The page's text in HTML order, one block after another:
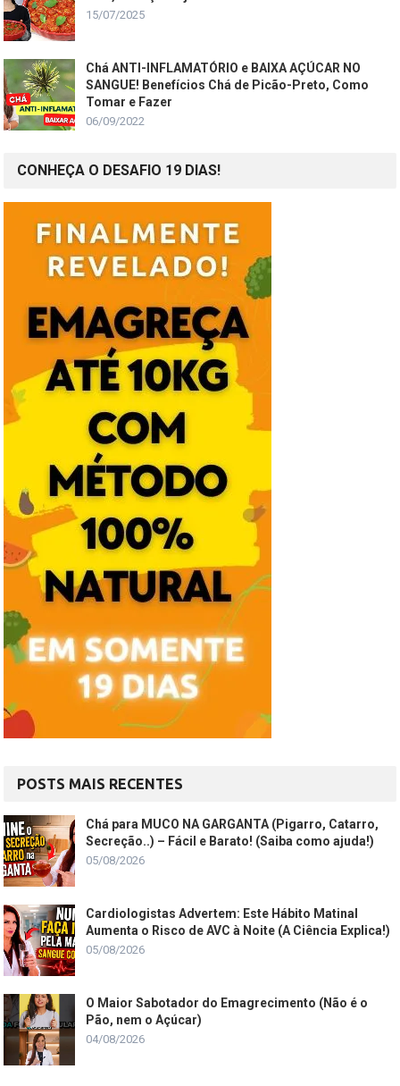
15/07/2025
Chá ANTI-INFLAMATÓRIO e BAIXA AÇÚCAR NO
SANGUE! Benefícios Chá de Picão-Preto, Como
Tomar e Fazer
06/09/2022
CONHEÇA O DESAFIO 19 DIAS!
POSTS MAIS RECENTES
Chá para MUCO NA GARGANTA (Pigarro, Catarro,
Secreção..) – Fácil e Barato! (Saiba como ajuda!)
05/08/2026
Cardiologistas Advertem: Este Hábito Matinal
Aumenta o Risco de AVC à Noite (A Ciência Explica!)
05/08/2026
O Maior Sabotador do Emagrecimento (Não é o
Pão, nem o Açúcar)
04/08/2026